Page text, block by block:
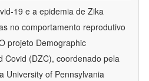
19 e a epidemia de Zika
no comportamento reprodutivo
projeto Demographic
Covid (DZC), coordenado pela
University of Pennsylvania